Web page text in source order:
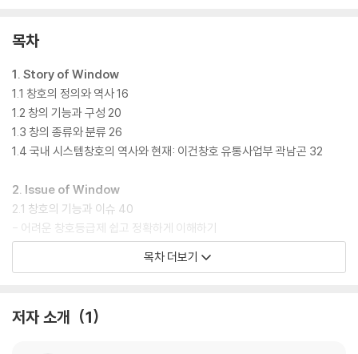
목차
1. Story of Window
1.1 창호의 정의와 역사 16
1.2 창의 기능과 구성 20
1.3 창의 종류와 분류 26
1.4 국내 시스템창호의 역사와 현재: 이건창호 유통사업부 곽남곤 32
2. Issue of Window
2.1 창호의 기능과 이슈 40
- 어려운 창호등급제 쉽고 정확하게 이해하기
- 국내 창호 관련 정책의 쟁점을 묻다
2.3 창호 선택 기준 66
목차 더보기
저자 소개 1